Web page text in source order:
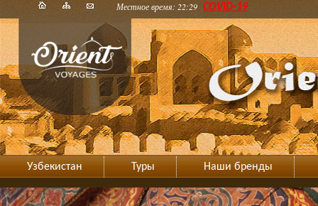
Местное время: 22:29 COVID-19
Узбекистан Туры Наши бренды